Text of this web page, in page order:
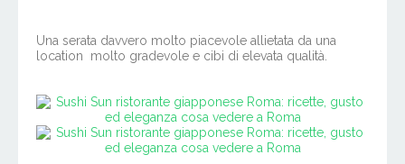
Una serata davvero molto piacevole allietata da una
location molto gradevole e cibi di elevata qualità.